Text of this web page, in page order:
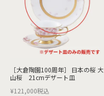
［大倉陶園100周年］ 日本の桜 大
山桜 21cmデザート皿
¥121,000税込